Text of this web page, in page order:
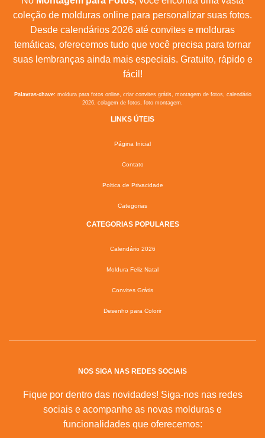
coleção de molduras online para personalizar suas fotos.
Desde calendários 2026 até convites e molduras
temáticas, oferecemos tudo que você precisa para tornar
suas lembranças ainda mais especiais. Gratuito, rápido e
fácil!
Palavras-chave:moldura para fotos online, criar convites grátis, montagem de fotos, calendário
2026, colagem de fotos, foto montagem.
LINKS ÚTEIS
Página Inicial
Contato
Poltica de Privacidade
Categorias
CATEGORIAS POPULARES
Calendário 2026
Moldura Feliz Natal
Convites Grátis
Desenho para Colorir
NOS SIGA NAS REDES SOCIAIS
Fique por dentro das novidades! Siga-nos nas redes
sociais e acompanhe as novas molduras e
funcionalidades que oferecemos: